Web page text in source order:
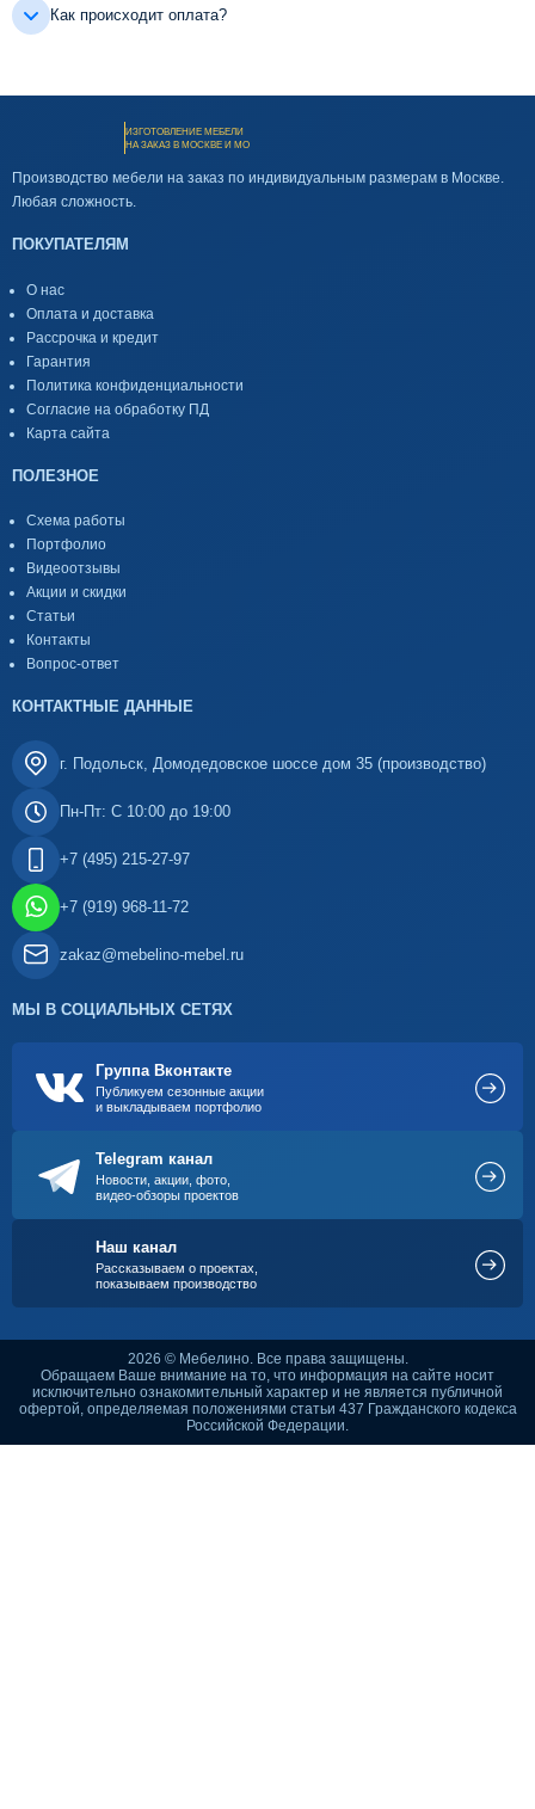
Как происходит оплата?
ИЗГОТОВЛЕНИЕ МЕБЕЛИ
НА ЗАКАЗ В МОСКВЕ И МО
Производство мебели на заказ по индивидуальным размерам в Москве.
Любая сложность.
ПОКУПАТЕЛЯМ
О нас
Оплата и доставка
Рассрочка и кредит
Гарантия
Политика конфиденциальности
Согласие на обработку ПД
Карта сайта
ПОЛЕЗНОЕ
Схема работы
Портфолио
Видеоотзывы
Акции и скидки
Статьи
Контакты
Вопрос-ответ
КОНТАКТНЫЕ ДАННЫЕ
г. Подольск, Домодедовское шоссе дом 35 (производство)
Пн-Пт: С 10:00 до 19:00
+7 (495) 215-27-97
+7 (919) 968-11-72
zakaz@mebelino-mebel.ru
МЫ В СОЦИАЛЬНЫХ СЕТЯХ
Группа Вконтакте
Публикуем сезонные акции
и выкладываем портфолио
Telegram канал
Новости, акции, фото,
видео-обзоры проектов
Наш канал
Рассказываем о проектах,
показываем производство
2026 © Мебелино. Все права защищены.
Обращаем Ваше внимание на то, что информация на сайте носит
исключительно ознакомительный характер и не является публичной
офертой, определяемая положениями статьи 437 Гражданского кодекса
Российской Федерации.